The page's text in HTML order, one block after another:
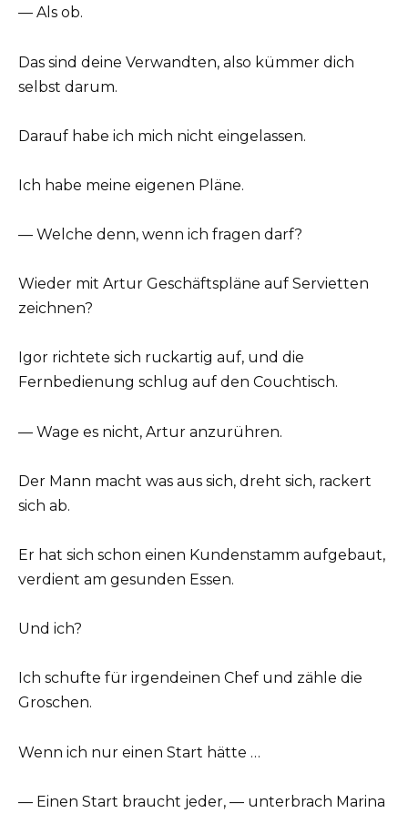
— Als ob.
Das sind deine Verwandten, also kümmer dich
selbst darum.
Darauf habe ich mich nicht eingelassen.
Ich habe meine eigenen Pläne.
— Welche denn, wenn ich fragen darf?
Wieder mit Artur Geschäftspläne auf Servietten
zeichnen?
Igor richtete sich ruckartig auf, und die
Fernbedienung schlug auf den Couchtisch.
— Wage es nicht, Artur anzurühren.
Der Mann macht was aus sich, dreht sich, rackert
sich ab.
Er hat sich schon einen Kundenstamm aufgebaut,
verdient am gesunden Essen.
Und ich?
Ich schufte für irgendeinen Chef und zähle die
Groschen.
Wenn ich nur einen Start hätte …
— Einen Start braucht jeder, — unterbrach Marina